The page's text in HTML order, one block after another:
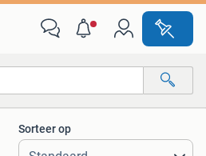
afstanden…
Sorteer op